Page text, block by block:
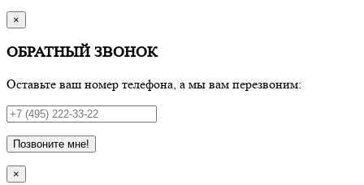
×
ОБРАТНЫЙ ЗВОНОК
Оставьте ваш номер телефона, а мы вам перезвоним:
Позвоните мне!
×